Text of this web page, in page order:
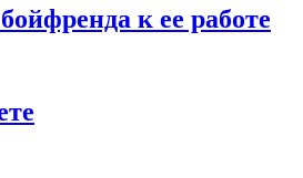
к ее работе